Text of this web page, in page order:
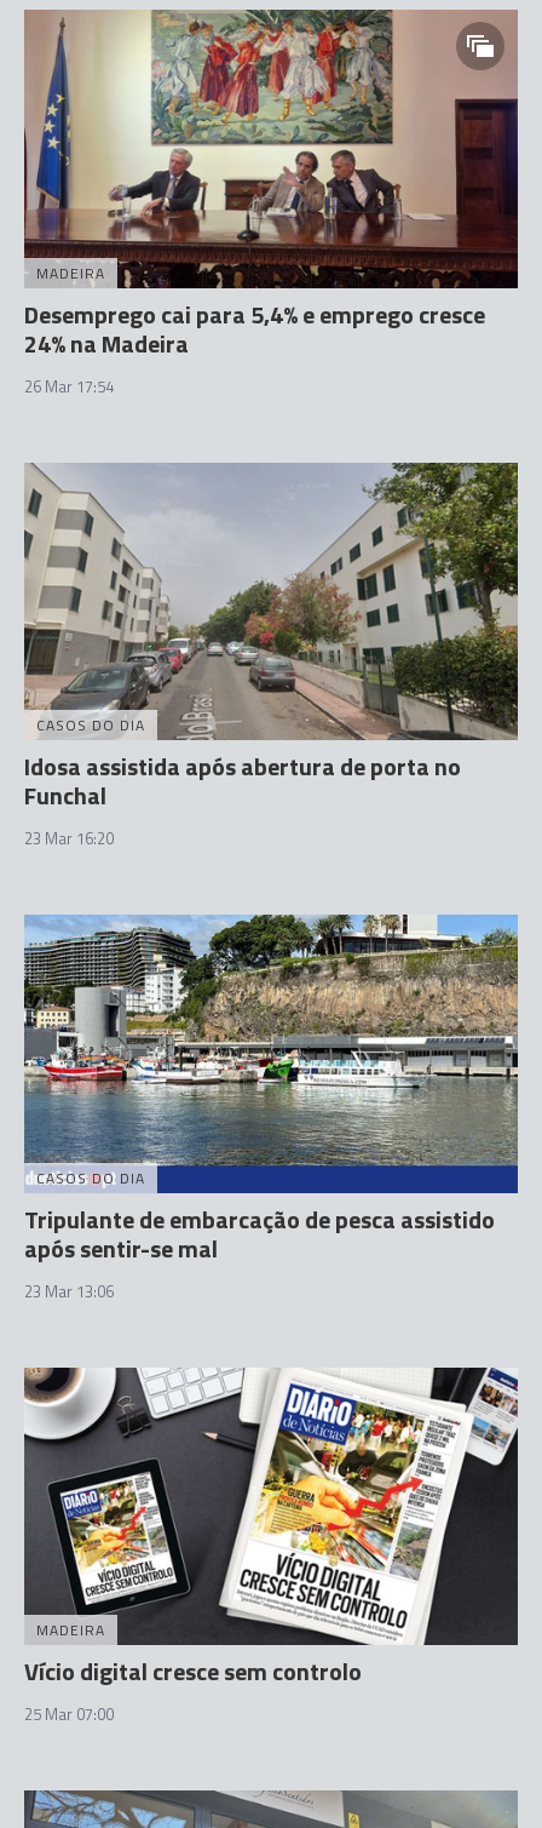
MADEIRA
Desemprego cai para 5,4% e emprego cresce
24% na Madeira
26 Mar 17:54
CASOS DO DIA
Idosa assistida após abertura de porta no
Funchal
23 Mar 16:20
CASOS DO DIA
Tripulante de embarcação de pesca assistido
após sentir-se mal
23 Mar 13:06
MADEIRA
Vício digital cresce sem controlo
25 Mar 07:00